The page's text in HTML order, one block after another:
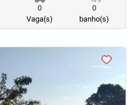
0
Vaga(s)
0
banho(s)